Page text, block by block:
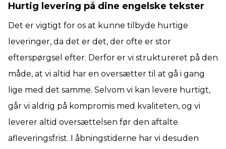
Hurtig levering på dine engelske tekster
Det er vigtigt for os at kunne tilbyde hurtige
leveringer, da det er det, der ofte er stor
efterspørgsel efter. Derfor er vi struktureret på den
måde, at vi altid har en oversætter til at gå i gang
lige med det samme. Selvom vi kan levere hurtigt,
går vi aldrig på kompromis med kvaliteten, og vi
leverer altid oversættelsen før den aftalte
afleveringsfrist. I åbningstiderne har vi desuden